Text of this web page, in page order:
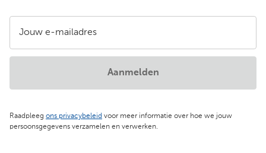
Jouw e-mailadres
Raadpleeg ons privacybeleid voor meer informatie over hoe we jouw
persoonsgegevens verzamelen en verwerken.
Aanmelden